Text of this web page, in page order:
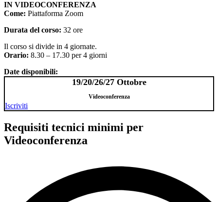
IN VIDEOCONFERENZA
Come: Piattaforma Zoom
Durata del corso: 32 ore
Il corso si divide in 4 giornate.
Orario: 8.30 – 17.30 per 4 giorni
Date disponibili:
19/20/26/27 Ottobre
Videoconferenza
Iscriviti
Requisiti tecnici minimi per
Videoconferenza